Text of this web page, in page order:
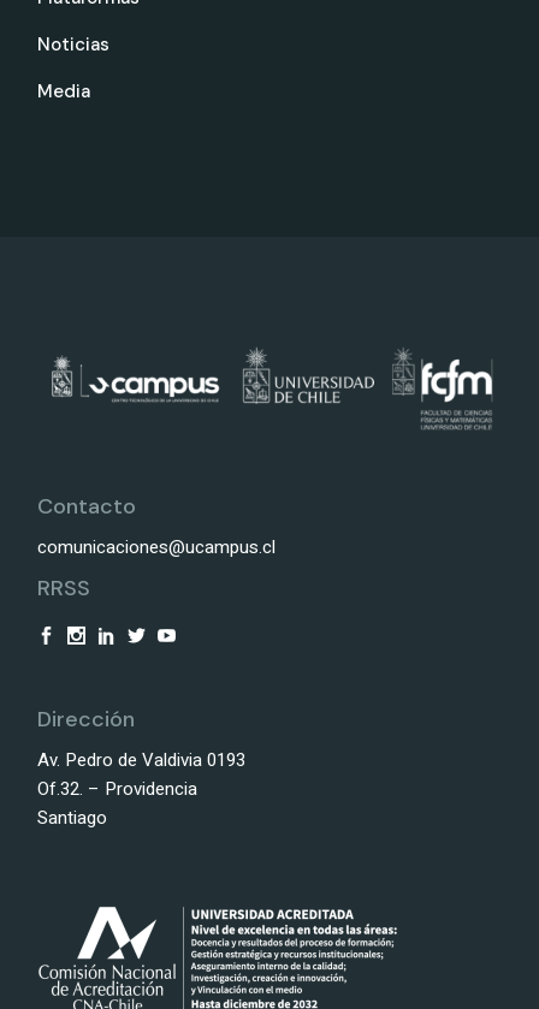
Noticias
Media
Contacto
comunicaciones@ucampus.cl
RRSS
Dirección
Av. Pedro de Valdivia 0193
Of.32. – Providencia
Santiago